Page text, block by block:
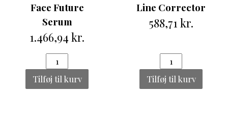
Face Future
Serum
1.466,94 kr.
Tilføj til kurv
Line Corrector
588,71 kr.
Tilføj til kurv